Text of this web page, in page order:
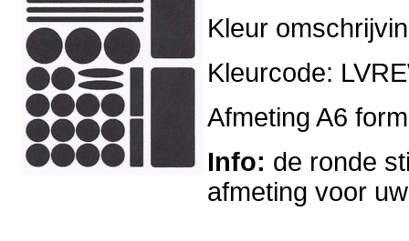
Kleur
Kleurcode:
Afmeting A6
Info: de ronde
afmeting voor